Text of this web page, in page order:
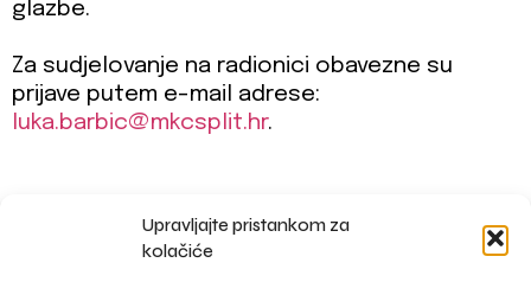
Upravljajte pristankom za
kolačiće
glazbe.
Za sudjelovanje na radionici obavezne su
prijave putem e-mail adrese:
luka.barbic@mkcsplit.hr.
impressum